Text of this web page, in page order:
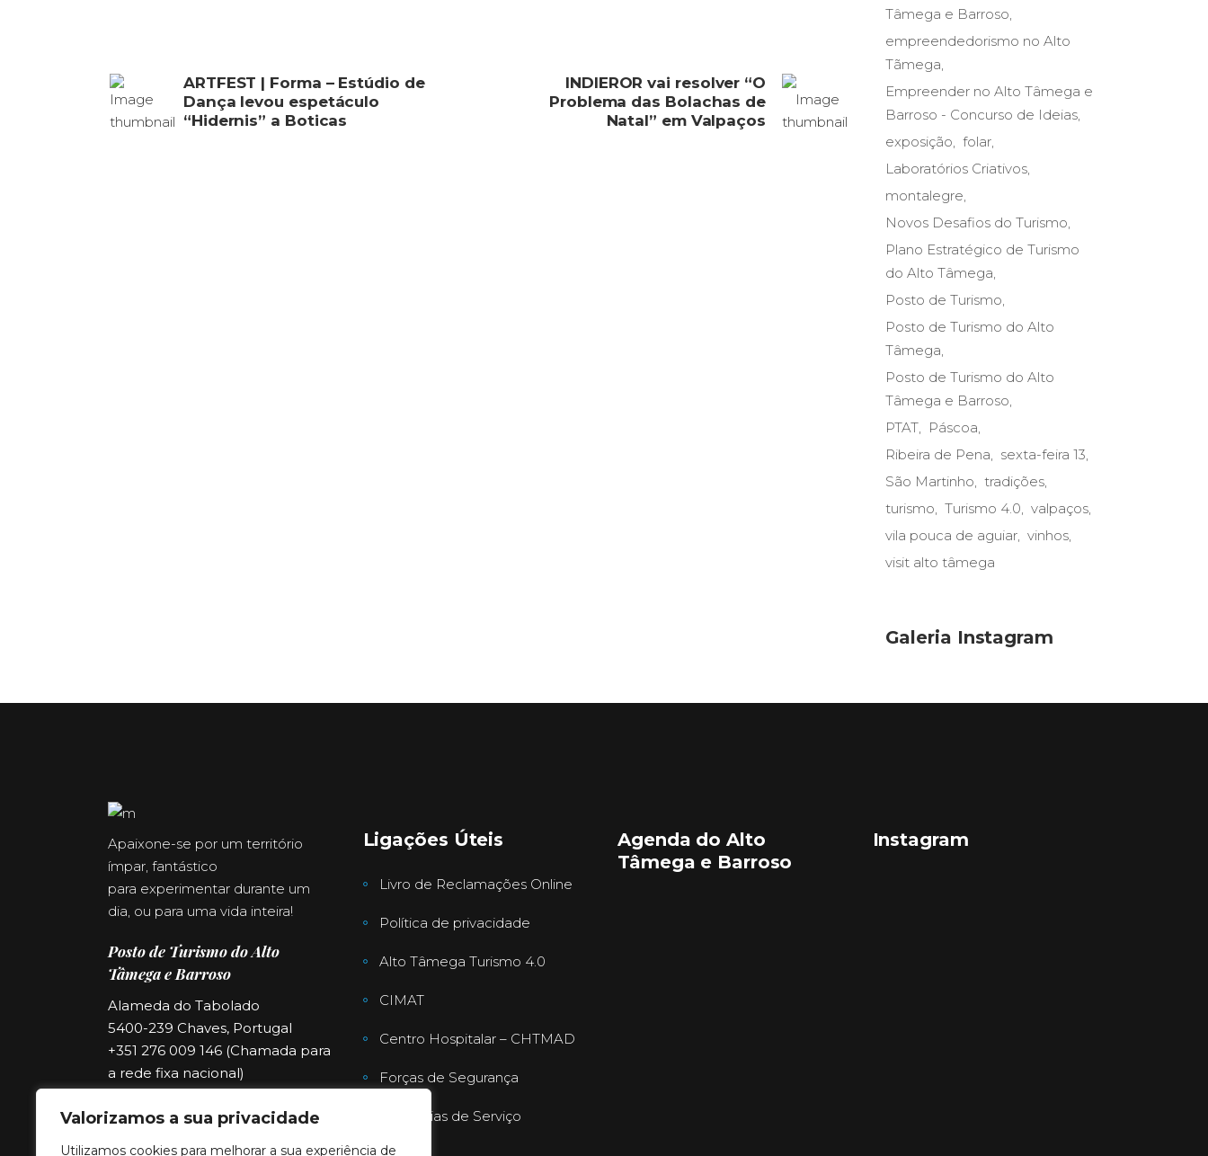
Valorizamos a sua privacidade
Utilizamos cookies para melhorar a sua experiência de
ARTFEST | Forma – Estúdio de
Dança levou espetáculo
“Hidernis” a Boticas
INDIEROR vai resolver “O
Problema das Bolachas de
Natal” em Valpaços
Tâmega e Barroso
empreendedorismo no Alto
Tãmega
Empreender no Alto Tâmega e
Barroso - Concurso de Ideias
exposição
folar
Laboratórios Criativos
montalegre
Novos Desafios do Turismo
Plano Estratégico de Turismo
do Alto Tâmega
Posto de Turismo
Posto de Turismo do Alto
Tâmega
Posto de Turismo do Alto
Tâmega e Barroso
PTAT
Páscoa
Ribeira de Pena
sexta-feira 13
São Martinho
tradições
turismo
Turismo 4.0
valpaços
vila pouca de aguiar
vinhos
visit alto tâmega
Galeria Instagram
Apaixone-se por um território
ímpar, fantástico
para experimentar durante um
dia, ou para uma vida inteira!
Posto de Turismo do Alto
Tâmega e Barroso
Alameda do Tabolado
5400-239 Chaves, Portugal
+351 276 009 146 (Chamada para
a rede fixa nacional)
Ligações Úteis
Livro de Reclamações Online
Política de privacidade
Alto Tâmega Turismo 4.0
CIMAT
Centro Hospitalar – CHTMAD
Forças de Segurança
Farmácias de Serviço
Agenda do Alto
Tâmega e Barroso
Instagram